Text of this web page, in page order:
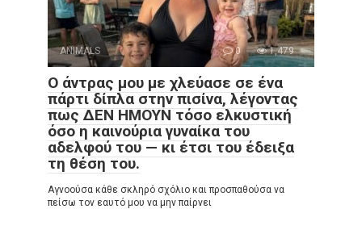
ANIMALS 0 1,479
Ο άντρας μου με χλεύασε σε ένα
πάρτι δίπλα στην πισίνα, λέγοντας
πως ΔΕΝ ΗΜΟΥΝ τόσο ελκυστική
όσο η καινούρια γυναίκα του
αδελφού του — κι έτσι του έδειξα
τη θέση του.
Αγνοούσα κάθε σκληρό σχόλιο και προσπαθούσα να
πείσω τον εαυτό μου να μην παίρνει